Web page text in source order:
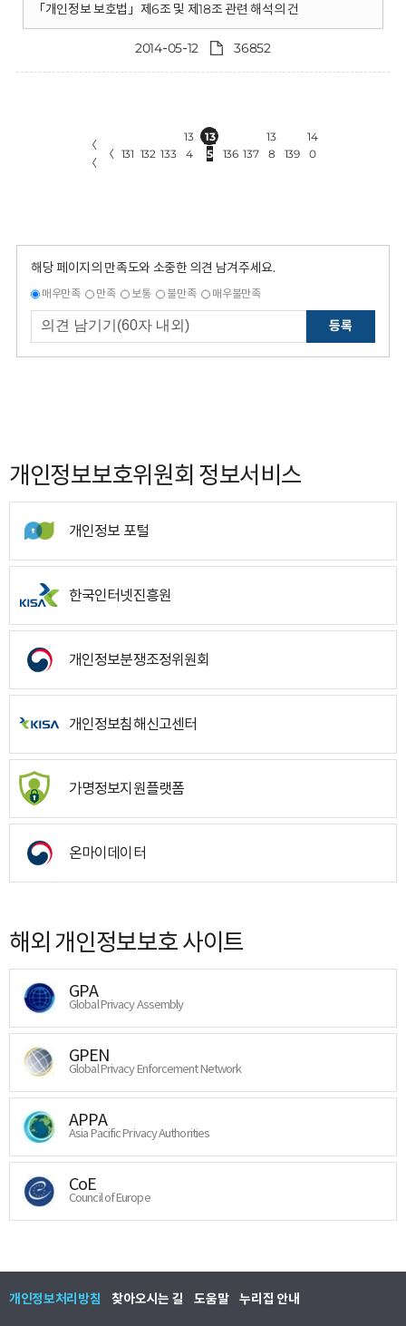
「개인정보 보호법」제6조 및 제18조 관련 해석의 건
2014-05-12 36852
〈
〈
〈 131 132 133
13
4
13
5
136 137
13
8
139
14
0
해당 페이지의 만족도와 소중한 의견 남겨주세요.
매우만족 만족 보통 불만족 매우불만족
등록
개인정보보호위원회 정보서비스
개인정보 포털
한국인터넷진흥원
개인정보분쟁조정위원회
개인정보침해신고센터
가명정보지원플랫폼
온마이데이터
해외 개인정보보호 사이트
GPA
Global Privacy Assembly
GPEN
Global Privacy Enforcement Network
APPA
Asia Pacific Privacy Authorities
CoE
Council of Europe
개인정보처리방침 찾아오시는 길 도움말 누리집 안내